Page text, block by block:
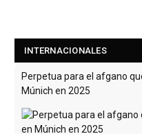
INTERNACIONALES
Perpetua para el afgano
Múnich en 2025